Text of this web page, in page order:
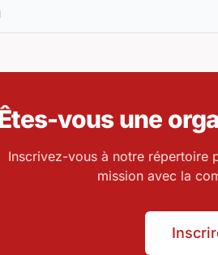
vous une
Inscrivez-vous à notre répertoire
mission avec la